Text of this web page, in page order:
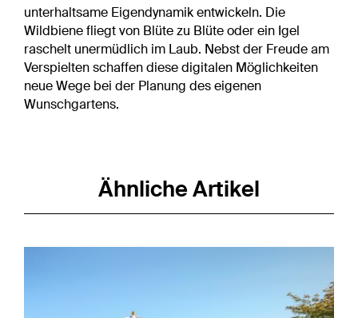
unterhaltsame Eigendynamik entwickeln. Die
Wildbiene fliegt von Blüte zu Blüte oder ein Igel
raschelt unermüdlich im Laub. Nebst der Freude am
Verspielten schaffen diese digitalen Möglichkeiten
neue Wege bei der Planung des eigenen
Wunschgartens.
Ähnliche Artikel